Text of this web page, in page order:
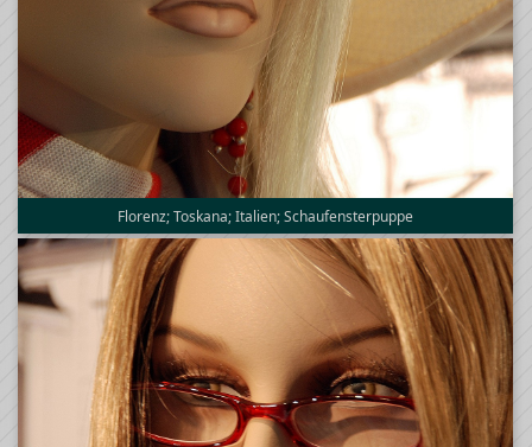
Florenz; Toskana; Italien; Schaufensterpuppe